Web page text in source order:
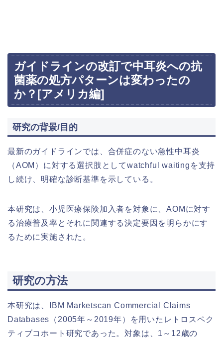
ガイドラインの改訂で中耳炎への抗
菌薬の処方パターンは変わったの
か？[アメリカ編]
研究の背景/目的
最新のガイドラインでは、合併症のない急性中耳炎
（AOM）に対する選択肢としてwatchful waitingを支持
し続け、明確な診断基準を示している。
本研究は、小児医療保険加入者を対象に、AOMに対す
る治療普及率とそれに関連する決定要因を明らかにす
るために実施された。
研究の方法
本研究は、IBM Marketscan Commercial Claims
Databases（2005年～2019年）を用いたレトロスペク
ティブコホート研究であった。対象は、1～12歳の